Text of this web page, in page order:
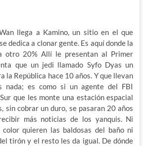
llega a Kamino, un sitio en el que
dedica a clonar gente. Es aquí donde la
otro 20% Allí le presentan al Primer
que un jedi llamado Syfo Dyas un
la República hace 10 años. Y que llevan
nada; es como si un agente del FBI
que les monte una estación espacial
sin cobrar un duro, se pasaran 20 años
más noticias de los yanquis. Ni
quieren las baldosas del baño ni
tirón y el resto les da igual. De dónde